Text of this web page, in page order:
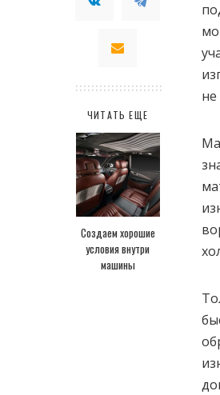
ЧИТАТЬ ЕЩЕ
Создаем хорошие
условия внутри
машины